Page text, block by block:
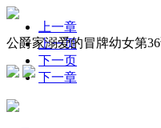
公爵家溺爱的冒牌幼女第
上一章
上一页
下一页
下一章